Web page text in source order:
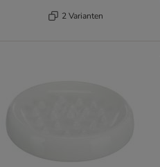
2 Varianten